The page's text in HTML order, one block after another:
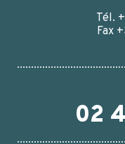
Tél.
Fax
02